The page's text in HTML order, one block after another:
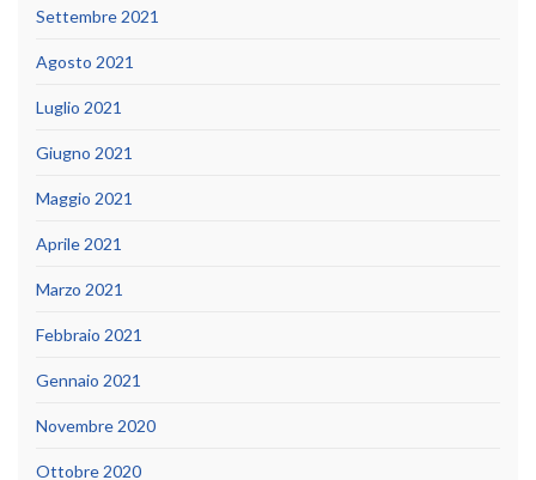
Settembre 2021
Agosto 2021
Luglio 2021
Giugno 2021
Maggio 2021
Aprile 2021
Marzo 2021
Febbraio 2021
Gennaio 2021
Novembre 2020
Ottobre 2020